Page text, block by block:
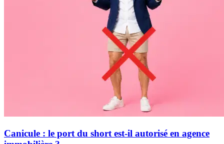
Canicule : le port du short est-il autorisé en agence